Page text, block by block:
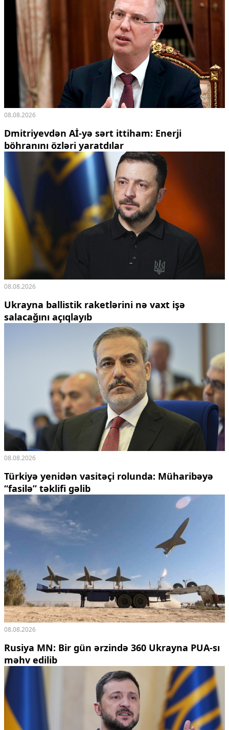
08.08.2026
Dmitriyevdən Aİ-yə sərt ittiham: Enerji
böhranını özləri yaratdılar
08.08.2026
Ukrayna ballistik raketlərini nə vaxt işə
salacağını açıqlayıb
08.08.2026
Türkiyə yenidən vasitəçi rolunda: Müharibəyə
“fasilə” təklifi gəlib
08.08.2026
Rusiya MN: Bir gün ərzində 360 Ukrayna PUA-sı
məhv edilib